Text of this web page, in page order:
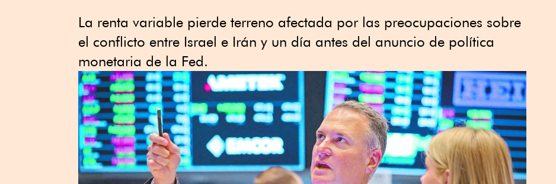
La renta variable pierde terreno afectada por las preocupaciones sobre
el conflicto entre Israel e Irán y un día antes del anuncio de política
monetaria de la Fed.